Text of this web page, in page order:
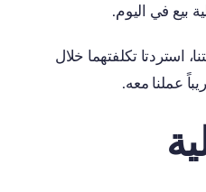
بيع في اليوم.
استردتا تكلفتهما خلال
عملنا معه.